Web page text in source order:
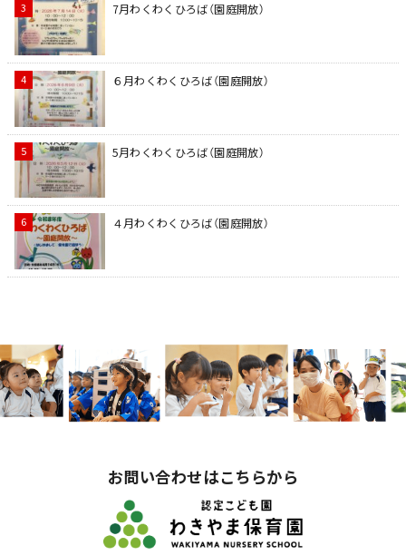
7月わくわくひろば（園庭開放）
６月わくわくひろば（園庭開放）
5月わくわくひろば（園庭開放）
４月わくわくひろば（園庭開放）
お問い合わせはこちらから